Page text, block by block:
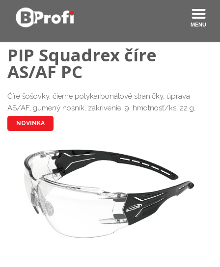
PIP Squadrex číre
AS/AF PC
Číre šošovky, čierne polykarbonátové straničky, úprava
AS/AF, gumený nosník, zakrivenie: 9, hmotnosť/ks: 22 g.
NOVINKA